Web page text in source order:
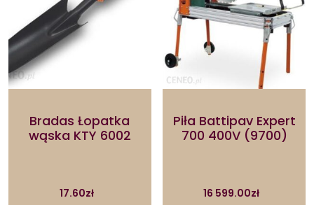
Bradas Łopatka
wąska KTY 6002
17.60zł
Piła Battipav Expert
700 400V (9700)
16 599.00zł